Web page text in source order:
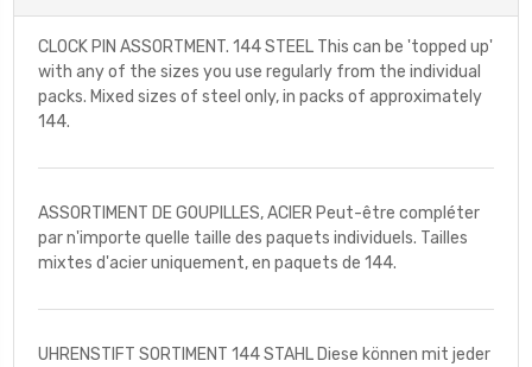
CLOCK PIN ASSORTMENT. 144 STEEL This can be 'topped up'
with any of the sizes you use regularly from the individual
packs. Mixed sizes of steel only, in packs of approximately
144.
ASSORTIMENT DE GOUPILLES, ACIER Peut-être compléter
par n'importe quelle taille des paquets individuels. Tailles
mixtes d'acier uniquement, en paquets de 144.
UHRENSTIFT SORTIMENT 144 STAHL Diese können mit jeder